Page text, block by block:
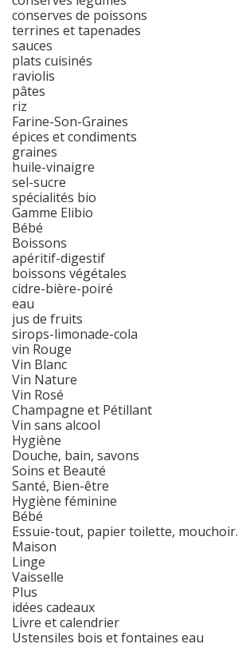
conserves de poissons
terrines et tapenades
sauces
plats cuisinés
raviolis
pâtes
riz
Farine-Son-Graines
épices et condiments
graines
huile-vinaigre
sel-sucre
spécialités bio
Gamme Elibio
Bébé
Boissons
apéritif-digestif
boissons végétales
cidre-bière-poiré
eau
jus de fruits
sirops-limonade-cola
vin Rouge
Vin Blanc
Vin Nature
Vin Rosé
Champagne et Pétillant
Vin sans alcool
Hygiène
Douche, bain, savons
Soins et Beauté
Santé, Bien-être
Hygiène féminine
Bébé
Essuie-tout, papier toilette, mouchoir.
Maison
Linge
Vaisselle
Plus
idées cadeaux
Livre et calendrier
Ustensiles bois et fontaines eau